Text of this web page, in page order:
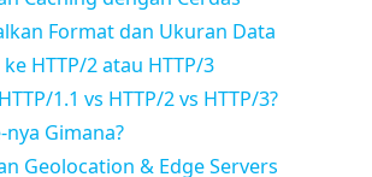
Format dan Ukuran Data
HTTP/2 atau HTTP/3
1.1 vs HTTP/2 vs HTTP/3?
Gimana?
Geolocation & Edge Servers